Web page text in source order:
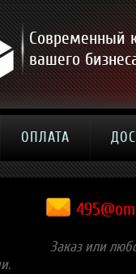
Современный
вашего
ОПЛАТА
495@
Заказ или